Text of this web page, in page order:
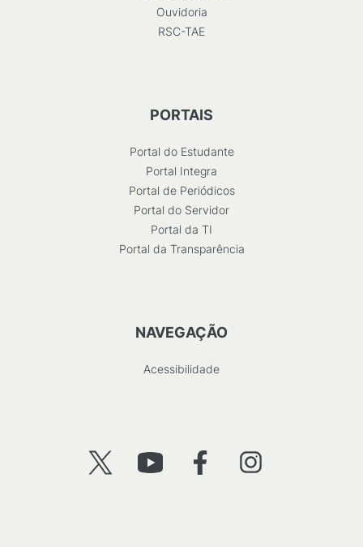
Ouvidoria
RSC-TAE
PORTAIS
Portal do Estudante
Portal Integra
Portal de Periódicos
Portal do Servidor
Portal da TI
Portal da Transparência
NAVEGAÇÃO
Acessibilidade